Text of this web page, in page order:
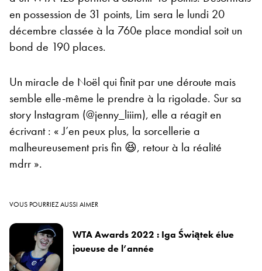
en possession de 31 points, Lim sera le lundi 20
décembre classée à la 760e place mondial soit un
bond de 190 places.
Un miracle de Noël qui finit par une déroute mais
semble elle-même le prendre à la rigolade. Sur sa
story Instagram (@jenny_liiim), elle a réagit en
écrivant : « J’en peux plus, la sorcellerie a
malheureusement pris fin 😆, retour à la réalité
mdrr ».
VOUS POURRIEZ AUSSI AIMER
WTA Awards 2022 : Iga Świątek élue
joueuse de l’année